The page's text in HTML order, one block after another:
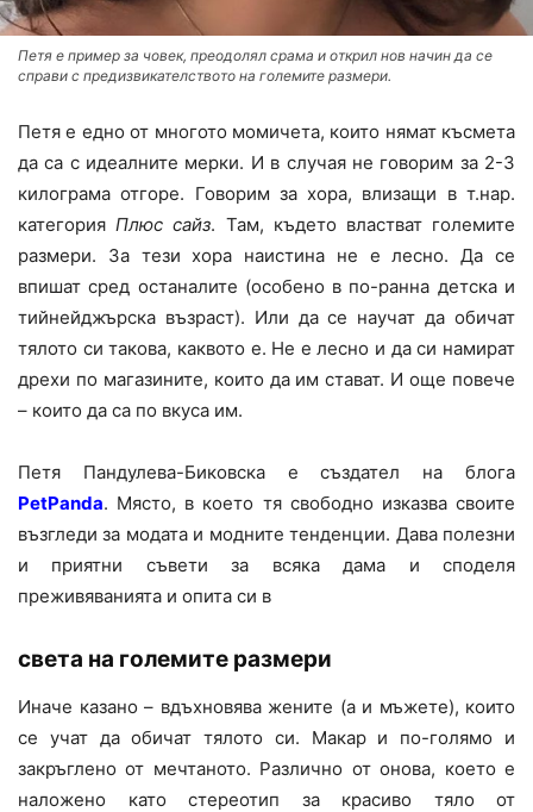
Петя е пример за човек, преодолял срама и открил нов начин да се
справи с предизвикателството на големите размери.
Петя е едно от многото момичета, които нямат късмета
да са с идеалните мерки. И в случая не говорим за 2-3
килограма отгоре. Говорим за хора, влизащи в т.нар.
категорияПлюс сайз. Там, където властват големите
размери. За тези хора наистина не е лесно. Да се
впишат сред останалите (особено в по-ранна детска и
тийнейджърска възраст). Или да се научат да обичат
тялото си такова, каквото е. Не е лесно и да си намират
дрехи по магазините, които да им стават. И още повече
– които да са по вкуса им.
Петя Пандулева-Биковска е създател на блога
PetPanda. Място, в което тя свободно изказва своите
възгледи за модата и модните тенденции. Дава полезни
и приятни съвети за всяка дама и споделя
преживяванията и опита си в
света на големите размери
Иначе казано – вдъхновява жените (а и мъжете), които
се учат да обичат тялото си. Макар и по-голямо и
закръглено от мечтаното. Различно от онова, което е
наложено като стереотип за красиво тяло от